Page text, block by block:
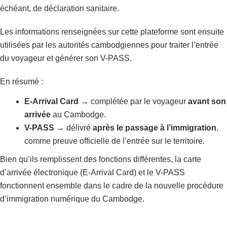
échéant, de déclaration sanitaire.
Les informations renseignées sur cette plateforme sont ensuite
utilisées par les autorités cambodgiennes pour traiter l’entrée
du voyageur et générer son V-PASS.
En résumé :
E-Arrival Card → complétée par le voyageur avant son
arrivée au Cambodge.
V-PASS → délivré après le passage à l’immigration,
comme preuve officielle de l’entrée sur le territoire.
Bien qu’ils remplissent des fonctions différentes, la carte
d’arrivée électronique (E-Arrival Card) et le V-PASS
fonctionnent ensemble dans le cadre de la nouvelle procédure
d’immigration numérique du Cambodge.